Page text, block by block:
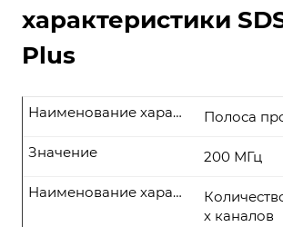
характеристики
Plus
Полоса
Наименование характеристики
200 МГц
Значение
х каналов
Наименование характеристики